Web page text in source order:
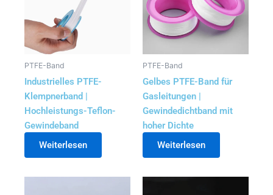
PTFE-Band
Industrielles PTFE-
Klempnerband |
Hochleistungs-Teflon-
Gewindeband
Weiterlesen
PTFE-Band
Gelbes PTFE-Band für
Gasleitungen |
Gewindedichtband mit
hoher Dichte
Weiterlesen